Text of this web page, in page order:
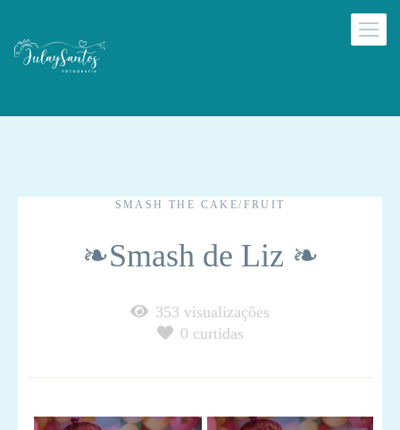
SMASH THE CAKE/FRUIT
❧Smash de Liz ❧
353 visualizações
0 curtidas